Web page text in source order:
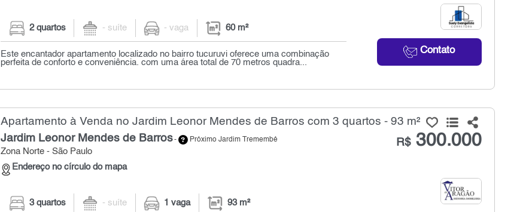
Contato
2 quartos - suíte - vaga 60 m²
Este encantador apartamento localizado no bairro tucuruvi oferece uma combinação
perfeita de conforto e conveniência. com uma área total de 70 metros quadra...
Apartamento à Venda no Jardim Leonor Mendes de Barros com 3 quartos - 93 m²
Jardim Leonor Mendes de Barros- Próximo Jardim Tremembé
Zona Norte - São Paulo
Endereço no círculo do mapa
R$300.000
3 quartos - suíte 1 vaga 93 m²